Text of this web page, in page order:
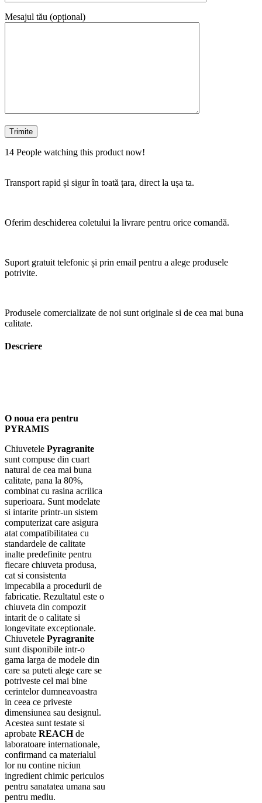
Mesajul tău (opțional)
14 People watching this product now!
Transport rapid și sigur în toată țara, direct la ușa ta.
Oferim deschiderea coletului la livrare pentru orice comandă.
Suport gratuit telefonic și prin email pentru a alege produsele
potrivite.
Produsele comercializate de noi sunt originale si de cea mai buna
calitate.
Descriere
O noua era pentru
PYRAMIS
Chiuvetele Pyragranite
sunt compuse din cuart
natural de cea mai buna
calitate, pana la 80%,
combinat cu rasina acrilica
superioara. Sunt modelate
si intarite printr-un sistem
computerizat care asigura
atat compatibilitatea cu
standardele de calitate
inalte predefinite pentru
fiecare chiuveta produsa,
cat si consistenta
impecabila a procedurii de
fabricatie. Rezultatul este o
chiuveta din compozit
intarit de o calitate si
longevitate exceptionale.
Chiuvetele Pyragranite
sunt disponibile intr-o
gama larga de modele din
care sa puteti alege care se
potriveste cel mai bine
cerintelor dumneavoastra
in ceea ce priveste
dimensiunea sau designul.
Acestea sunt testate si
aprobate REACHde
laboratoare internationale,
confirmand ca materialul
lor nu contine niciun
ingredient chimic periculos
pentru sanatatea umana sau
pentru mediu.